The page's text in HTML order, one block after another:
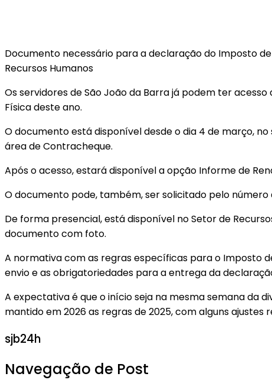
Documento necessário para a declaração do Imposto
Recursos Humanos
Os servidores de São João da Barra já podem ter
Física deste ano.
O documento está disponível desde o dia 4 de março,
área de Contracheque.
Após o acesso, estará disponível a opção Informe de
O documento pode, também, ser solicitado pelo
De forma presencial, está disponível no Setor de
documento com foto.
A normativa com as regras específicas para o Imposto
envio e as obrigatoriedades para a entrega da
A expectativa é que o início seja na mesma semana da
mantido em 2026 as regras de 2025, com alguns
sjb24h
Navegação de Post